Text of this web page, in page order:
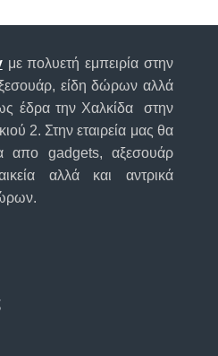
με πολυετή εμπειρία στην
είδη δώρων αλλά
έδρα την Χαλκίδα στην
2. Στην εταιρεία μας θα
απο gadgets, αξεσουάρ
αλλά και αντρικά